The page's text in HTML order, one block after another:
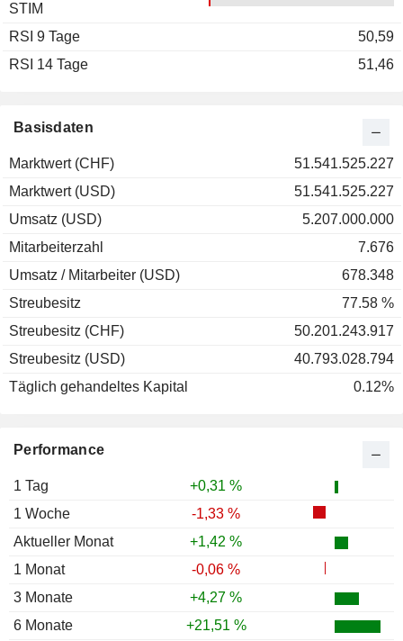
Performance
1 Tag
+0,31 %
1 Woche
-1,33 %
Aktueller Monat
+1,42 %
1 Monat
-0,06 %
3 Monate
+4,27 %
6 Monate
+21,51 %
Basisdaten
Marktwert (CHF)
51.541.525.227
Marktwert (USD)
51.541.525.227
Umsatz (USD)
5.207.000.000
Mitarbeiterzahl
7.676
Umsatz / Mitarbeiter (USD)
678.348
Streubesitz
77.58 %
Streubesitz (CHF)
50.201.243.917
Streubesitz (USD)
40.793.028.794
Täglich gehandeltes Kapital
0.12%
STIM
RSI 9 Tage
50,59
RSI 14 Tage
51,46